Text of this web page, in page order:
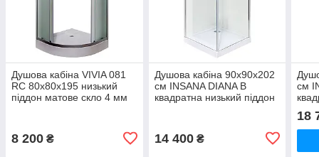
Душова кабіна VIVIA 081
RC 80х80х195 низький
піддон матове скло 4 мм
8 200 ₴
Душова кабіна 90x90x202
см INSANA DIANA B
квадратна низький піддон
14 400₴
см
18